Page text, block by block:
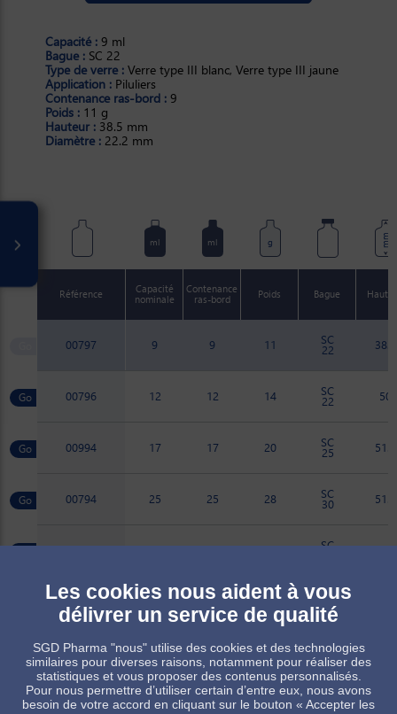
Capacité : 9 ml
Bague : SC 22
Type de verre : Verre type III blanc, Verre type III jaune
Application : Piluliers
Contenance ras-bord : 9
Poids : 11 g
Hauteur : 38.5 mm
Diamètre : 22.2 mm
ml ml g mm
Référence
Capacité
nominale
Contenance
ras-bord
Poids Bague
00797 9 9 11 SC
22 38.5
00796 12 12 14 SC
22 50
00994 17 17 20 SC
25 51.2
00794 25 25 28 SC
30 51.2
00825 31 31 31 SC 62.2
00832 36 36 38 SC
30
00963 67 67 45 SC
30
Produit sur commande, sous réserve de quantité minimum
Les cookies nous aident à vous
délivrer un service de qualité
SGD Pharma "nous" utilise des cookies et des technologies
similaires pour diverses raisons, notamment pour réaliser des
statistiques et vous proposer des contenus personnalisés.
Pour nous permettre d’utiliser certain d’entre eux, nous avons
besoin de votre accord en cliquant sur le bouton « Accepter les